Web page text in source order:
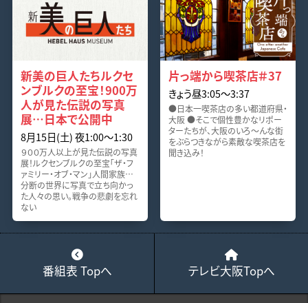
新美の巨人たちルクセ
ンブルクの至宝！900万
人が見た伝説の写真
展…日本で公開中
8月15日(土) 夜1:00〜1:30
９００万人以上が見た伝説の写真
展！ルクセンブルクの至宝「ザ・フ
ァミリー・オブ・マン」人間家族…
分断の世界に写真で立ち向かっ
た人々の思い。戦争の悲劇を忘れ
ない
片っ端から喫茶店＃37
きょう昼3:05〜3:37
●日本一喫茶店の多い都道府県・
大阪 ●そこで個性豊かなリポー
ターたちが、大阪のいろ～んな街
をぶらつきながら素敵な喫茶店を
聞き込み！
番組表 Topへ テレビ大阪Topへ